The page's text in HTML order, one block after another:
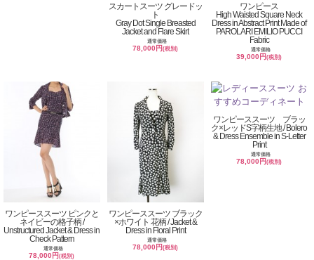
スカートスーツ グレードッ
ト
Gray Dot Single Breasted
Jacket and Flare Skirt
通常価格
78,000円(税別)
ワンピース
High Waisted Square Neck
Dress in Abstract Print Made of
PAROLARI EMILIO PUCCI
Fabric
通常価格
39,000円(税別)
ワンピーススーツ ピンクと
ネイビーの格子柄 /
Unstructured Jacket & Dress in
Check Pattern
通常価格
78,000円(税別)
ワンピーススーツ ブラック
×ホワイト 花柄 / Jacket &
Dress in Floral Print
通常価格
78,000円(税別)
ワンピーススーツ ブラッ
ク×レッドS字柄生地 / Bolero
& Dress Ensemble in S-Letter
Print
通常価格
78,000円(税別)